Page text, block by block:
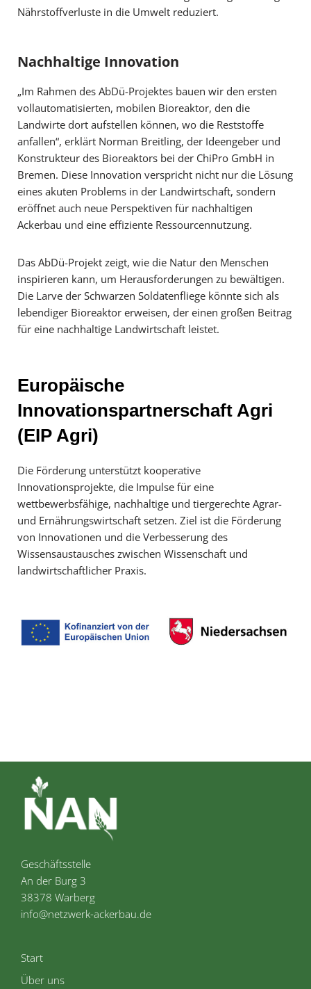
Nährstoffverluste in die Umwelt reduziert.
Nachhaltige Innovation
„Im Rahmen des AbDü-Projektes bauen wir den ersten
vollautomatisierten, mobilen Bioreaktor, den die
Landwirte dort aufstellen können, wo die Reststoffe
anfallen“, erklärt Norman Breitling, der Ideengeber und
Konstrukteur des Bioreaktors bei der ChiPro GmbH in
Bremen. Diese Innovation verspricht nicht nur die Lösung
eines akuten Problems in der Landwirtschaft, sondern
eröffnet auch neue Perspektiven für nachhaltigen
Ackerbau und eine effiziente Ressourcennutzung.
Das AbDü-Projekt zeigt, wie die Natur den Menschen
inspirieren kann, um Herausforderungen zu bewältigen.
Die Larve der Schwarzen Soldatenfliege könnte sich als
lebendiger Bioreaktor erweisen, der einen großen Beitrag
für eine nachhaltige Landwirtschaft leistet.
Europäische
Innovationspartnerschaft Agri
(EIP Agri)
Die Förderung unterstützt kooperative
Innovationsprojekte, die Impulse für eine
wettbewerbsfähige, nachhaltige und tiergerechte Agrar-
und Ernährungswirtschaft setzen. Ziel ist die Förderung
von Innovationen und die Verbesserung des
Wissensaustausches zwischen Wissenschaft und
landwirtschaftlicher Praxis.
Geschäftsstelle
An der Burg 3
38378 Warberg
info@netzwerk-ackerbau.de
Start
Über uns